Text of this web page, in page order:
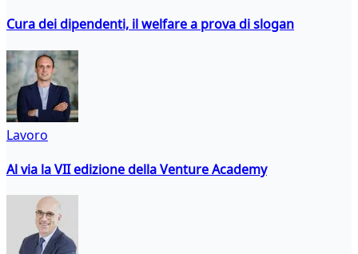
Cura dei dipendenti, il welfare a prova di slogan
Lavoro
Al via la VII edizione della Venture Academy